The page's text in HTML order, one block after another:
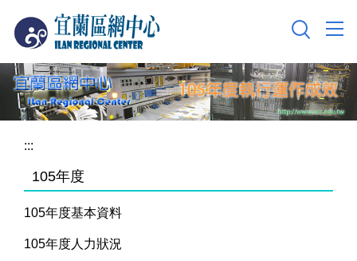
到
要
內
容
:::
105年度
105年度基本資料
105年度人力狀況